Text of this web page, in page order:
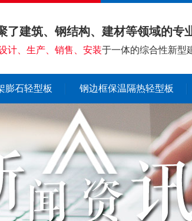
了建筑、钢结构、建材等领域的专
计、生产、销售、安装于一体的综合性新型
膨石轻型板 钢边框保温隔热轻型板